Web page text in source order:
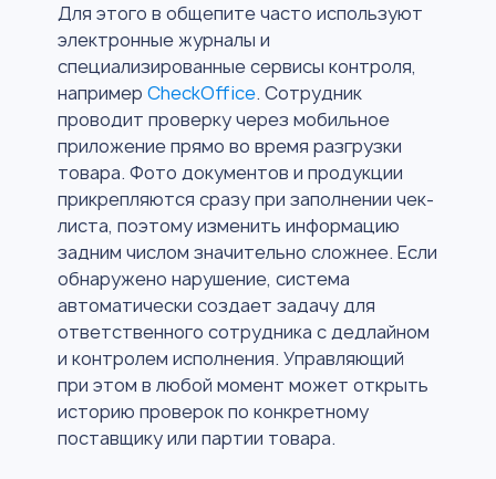
Для этого в общепите часто используют
электронные журналы и
специализированные сервисы контроля,
например CheckOffice. Сотрудник
проводит проверку через мобильное
приложение прямо во время разгрузки
товара. Фото документов и продукции
прикрепляются сразу при заполнении чек-
листа, поэтому изменить информацию
задним числом значительно сложнее. Если
обнаружено нарушение, система
автоматически создает задачу для
ответственного сотрудника с дедлайном
и контролем исполнения. Управляющий
при этом в любой момент может открыть
историю проверок по конкретному
поставщику или партии товара.